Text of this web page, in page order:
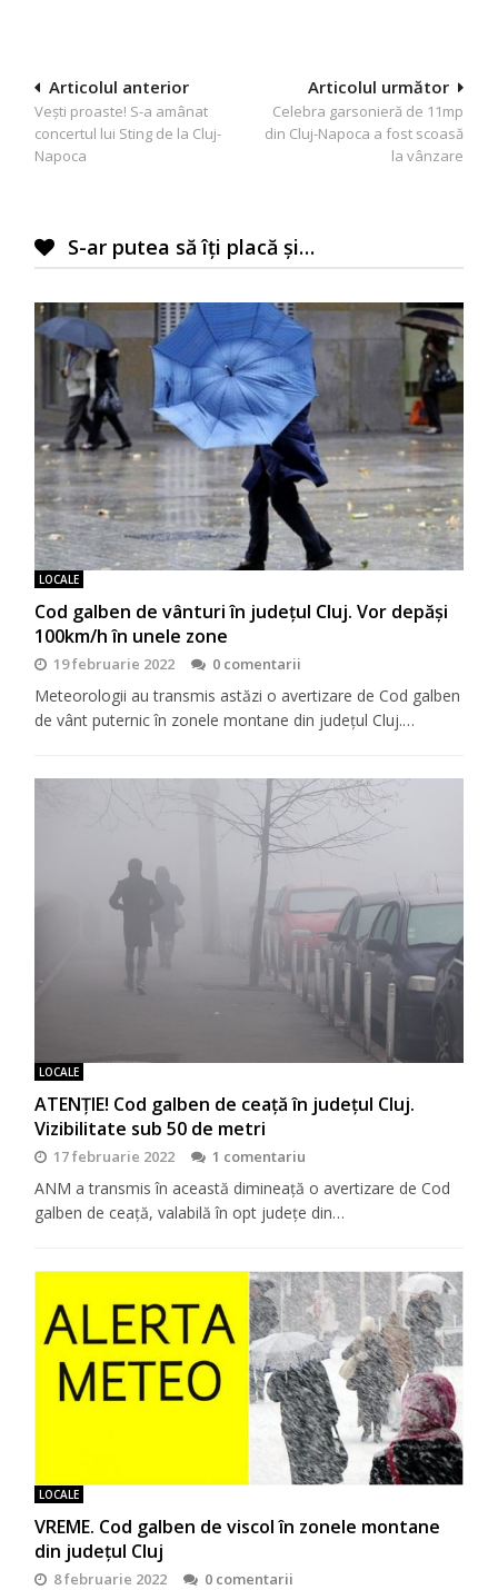
Navigare
în
articole
Articolul următor
Celebra garsonieră de 11mp
din Cluj-Napoca a fost scoasă
la vânzare
Articolul anterior
Vești proaste! S-a amânat
concertul lui Sting de la Cluj-
Napoca
S-ar putea să îți placă și…
LOCALE
Cod galben de vânturi în județul Cluj. Vor depăși
100km/h în unele zone
19 februarie 2022 0 comentarii
Meteorologii au transmis astăzi o avertizare de Cod galben
de vânt puternic în zonele montane din județul Cluj.…
LOCALE
ATENȚIE! Cod galben de ceață în județul Cluj.
Vizibilitate sub 50 de metri
17 februarie 2022 1 comentariu
ANM a transmis în această dimineață o avertizare de Cod
galben de ceață, valabilă în opt județe din…
LOCALE
VREME. Cod galben de viscol în zonele montane
din județul Cluj
8 februarie 2022 0 comentarii